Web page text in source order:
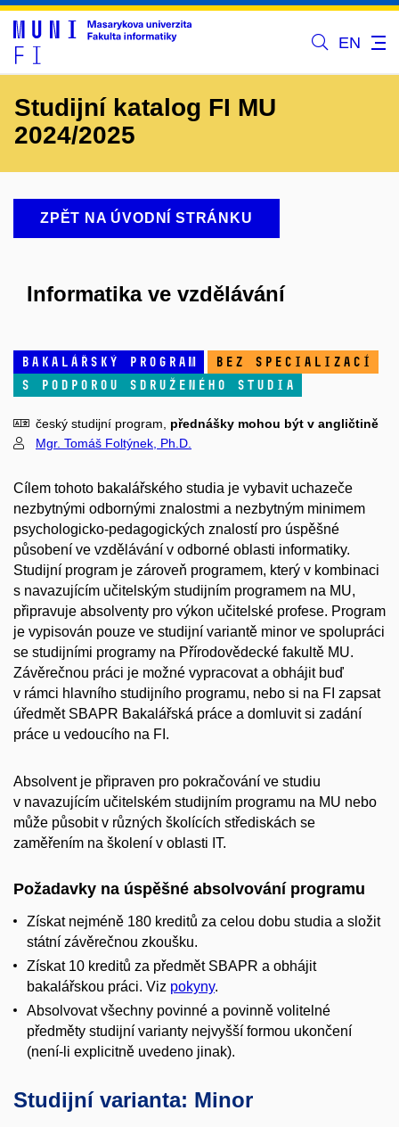
EN
Studijní katalog FI MU
2024/2025
ZPĚT NA ÚVODNÍ STRÁNKU
Informatika ve vzdělávání
bakalářský program
bez specializací
s podporou sdruženého studia
český studijní program, přednášky mohou být v angličtině
Mgr. Tomáš Foltýnek, Ph.D.
Cílem tohoto bakalářského studia je vybavit uchazeče
nezbytnými odbornými znalostmi a nezbytným minimem
psychologicko-pedagogických znalostí pro úspěšné
působení ve vzdělávání v odborné oblasti informatiky.
Studijní program je zároveň programem, který v kombinaci
s navazujícím učitelským studijním programem na MU,
připravuje absolventy pro výkon učitelské profese. Program
je vypisován pouze ve studijní variantě minor ve spolupráci
se studijními programy na Přírodovědecké fakultě MU.
Závěrečnou práci je možné vypracovat a obhájit buď
v rámci hlavního studijního programu, nebo si na FI zapsat
úředmět SBAPR Bakalářská práce a domluvit si zadání
práce u vedoucího na FI.
Absolvent je připraven pro pokračování ve studiu
v navazujícím učitelském studijním programu na MU nebo
může působit v různých školících střediskách se
zaměřením na školení v oblasti IT.
Požadavky na úspěšné absolvování programu
Získat nejméně 180 kreditů za celou dobu studia a složit
státní závěrečnou zkoušku.
Získat 10 kreditů za předmět SBAPR a obhájit
bakalářskou práci. Viz pokyny.
Absolvovat všechny povinné a povinně volitelné
předměty studijní varianty nejvyšší formou ukončení
(není-li explicitně uvedeno jinak).
Studijní varianta: Minor